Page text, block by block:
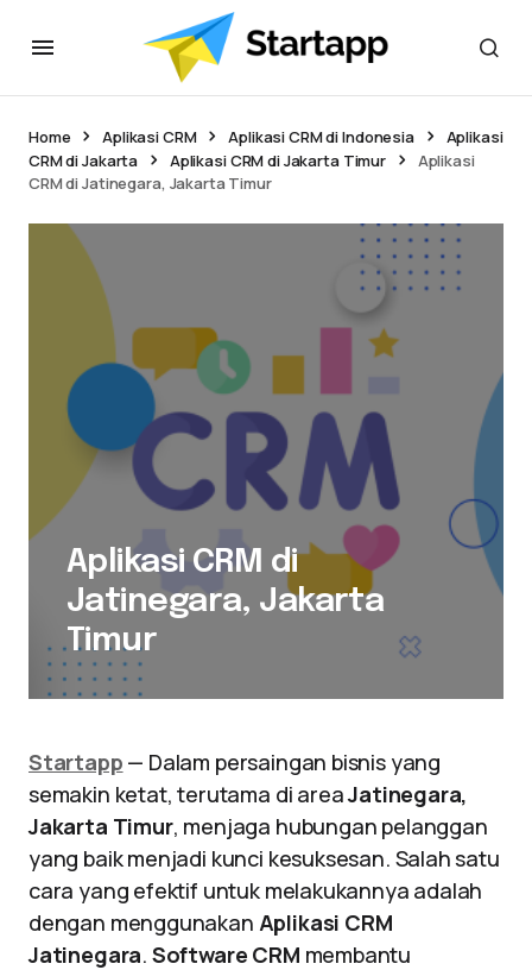
Home Aplikasi CRM Aplikasi CRM di Indonesia
Aplikasi
CRM di Jakarta
Aplikasi CRM di Jakarta Timur
Aplikasi
CRM di Jatinegara, Jakarta Timur
Aplikasi CRM di
Jatinegara, Jakarta
Timur
Startapp — Dalam persaingan bisnis yang
semakin ketat, terutama di areaJatinegara,
Jakarta Timur, menjaga hubungan pelanggan
yang baik menjadi kunci kesuksesan. Salah satu
cara yang efektif untuk melakukannya adalah
dengan menggunakan Aplikasi CRM
Jatinegara. Software CRM membantu